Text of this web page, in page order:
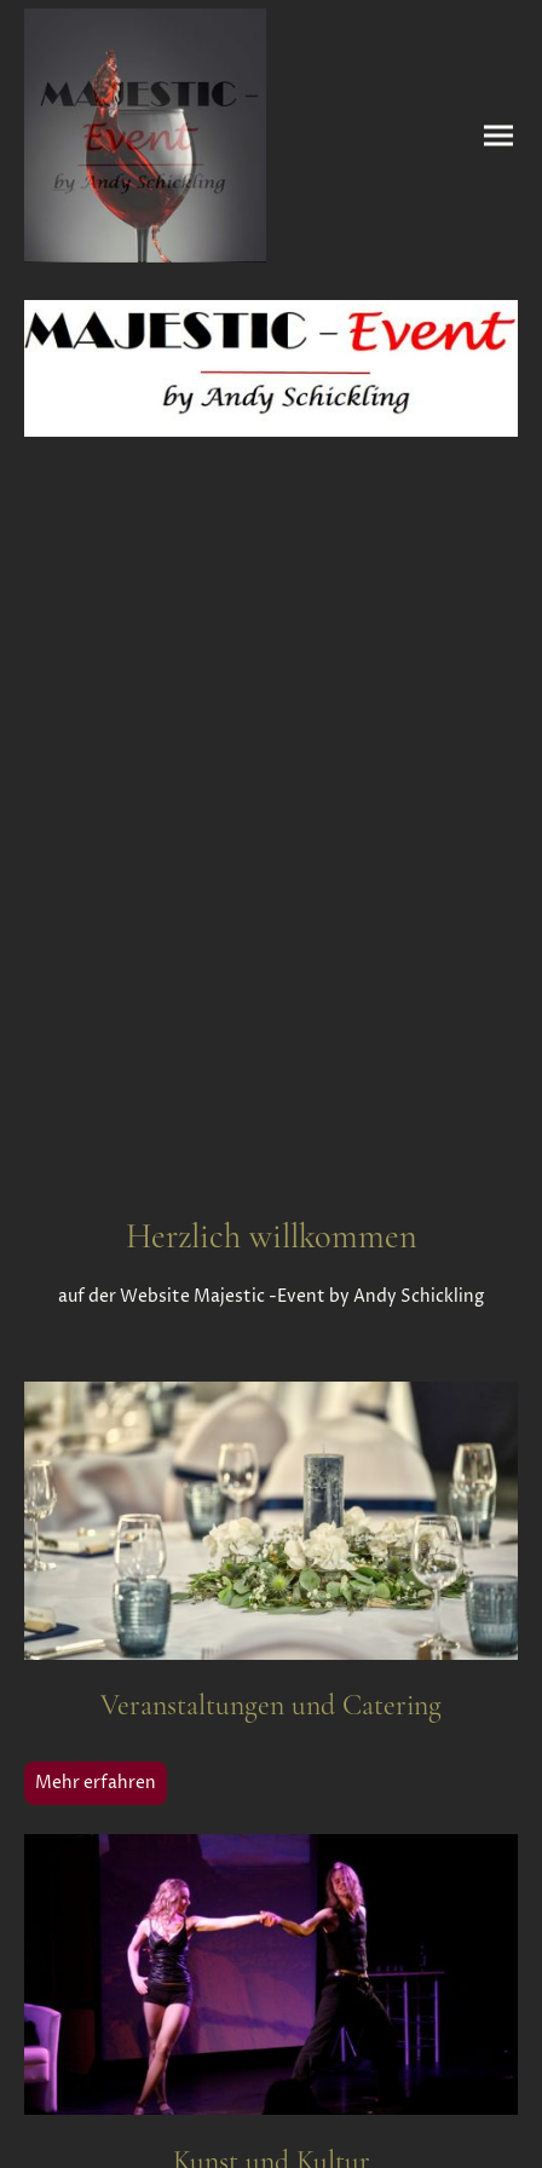
Herzlich willkommen
auf der Website Majestic -Event by Andy Schickling
Veranstaltungen und Catering
Mehr erfahren